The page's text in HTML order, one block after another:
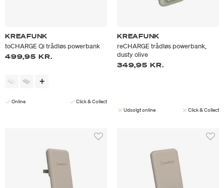
KREAFUNK
toCHARGE Qi trådløs powerbank
499,95 KR.
Online Click & Collect
KREAFUNK
reCHARGE trådløs powerbank,
dusty olive
349,95 KR.
Udsolgt online Click & Collect